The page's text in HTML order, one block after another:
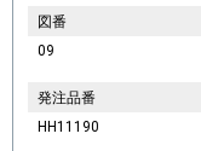
図番
09
発注品番
HH11190